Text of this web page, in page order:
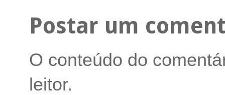
Postar um
O conteúdo do
leitor.